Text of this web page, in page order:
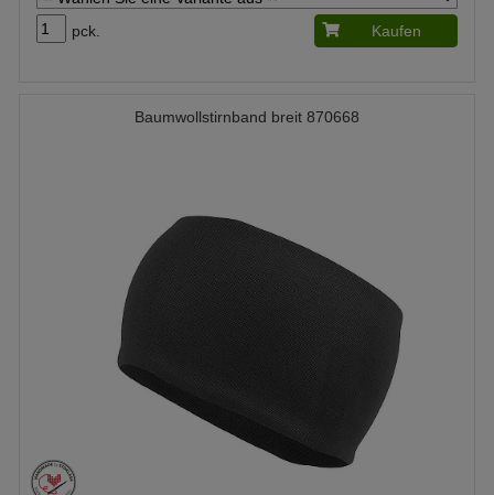
pck. Kaufen
Baumwollstirnband breit 870668